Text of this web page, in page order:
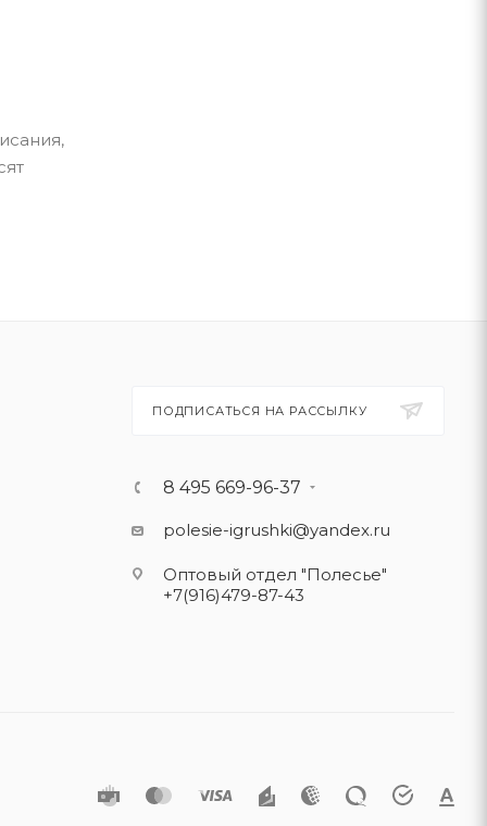
ПОДПИСАТЬСЯ НА РАССЫЛКУ
8 495 669-96-37
polesie-igrushki@yandex.ru
Оптовый отдел "Полесье"
+7(916)479-87-43